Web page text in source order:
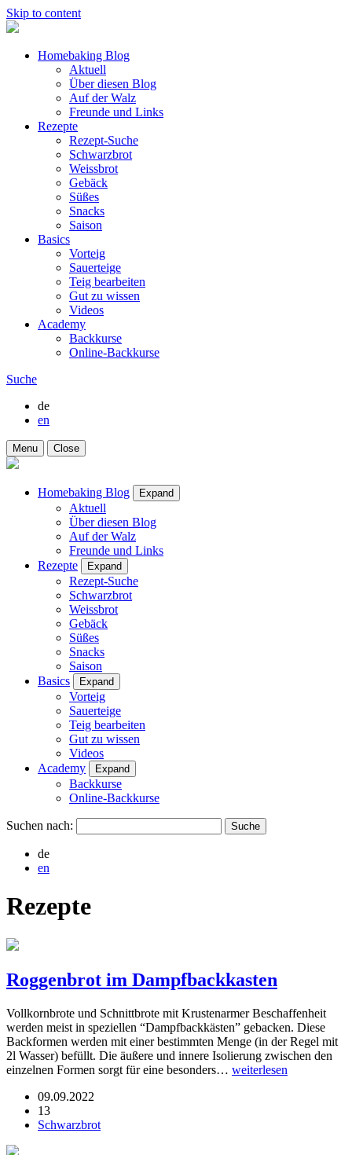
Skip to content
Homebaking Blog
Aktuell
Über diesen Blog
Auf der Walz
Freunde und Links
Rezepte
Rezept-Suche
Schwarzbrot
Weissbrot
Gebäck
Süßes
Snacks
Saison
Basics
Vorteig
Sauerteige
Teig bearbeiten
Gut zu wissen
Videos
Academy
Backkurse
Online-Backkurse
Suche
de
en
Menu Close
Homebaking Blog Expand
Aktuell
Über diesen Blog
Auf der Walz
Freunde und Links
Rezepte
Expand
Rezept-Suche
Schwarzbrot
Weissbrot
Gebäck
Süßes
Snacks
Saison
Basics
Expand
Vorteig
Sauerteige
Teig bearbeiten
Gut zu wissen
Videos
Academy
Expand
Backkurse
Online-Backkurse
Suchen nach:
de
en
Rezepte
Roggenbrot im Dampfbackkasten
Vollkornbrote und Schnittbrote mit Krustenarmer Beschaffenheit
werden meist in speziellen “Dampfbackkästen” gebacken. Diese
Backformen werden mit einer bestimmten Menge (in der Regel mit
2l Wasser) befüllt. Die äußere und innere Isolierung zwischen den
einzelnen Formen sorgt für eine besonders… weiterlesen
09.09.2022
13
Schwarzbrot